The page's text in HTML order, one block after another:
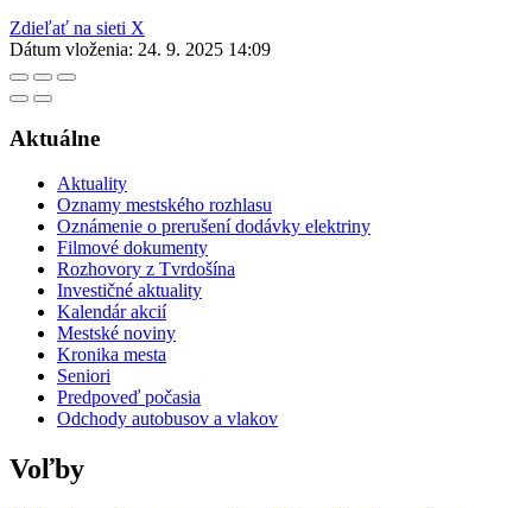
Zdieľať na sieti X
Dátum vloženia: 24. 9. 2025 14:09
Aktuálne
Aktuality
Oznamy mestského rozhlasu
Oznámenie o prerušení dodávky elektriny
Filmové dokumenty
Rozhovory z Tvrdošína
Investičné aktuality
Kalendár akcií
Mestské noviny
Kronika mesta
Seniori
Predpoveď počasia
Odchody autobusov a vlakov
Voľby